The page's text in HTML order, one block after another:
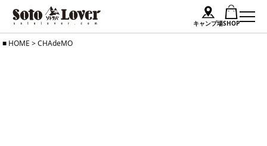
キャンプ場SHOP
SkipHOME >CHAdeMO